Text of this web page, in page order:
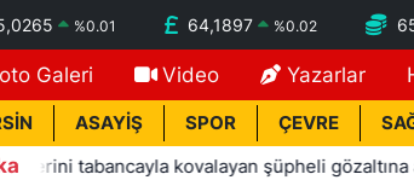
%0.01 64,1897 %0.02
Galeri Video Yazarlar
ASAYİŞ SPOR ÇEVRE
kovalayan şüpheli gözaltına alındı